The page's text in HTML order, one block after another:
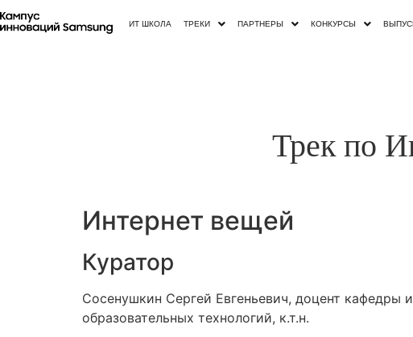
ИТ ШКОЛА ТРЕКИ ПАРТНЕРЫ КОНКУРСЫ
Трек по
Интернет вещей
Куратор
Сосенушкин Сергей Евгеньевич, доцент кафедры
образовательных технологий, к.т.н.